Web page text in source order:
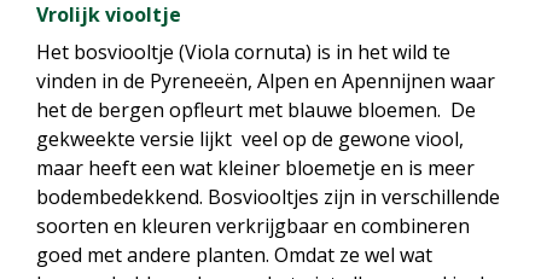
Vrolijk viooltje
Het bosviooltje (Viola cornuta) is in het wild te
vinden in de Pyreneeën, Alpen en Apennijnen waar
het de bergen opfleurt met blauwe bloemen. De
gekweekte versie lijkt veel op de gewone viool,
maar heeft een wat kleiner bloemetje en is meer
bodembedekkend. Bosviooltjes zijn in verschillende
soorten en kleuren verkrijgbaar en combineren
goed met andere planten. Omdat ze wel wat